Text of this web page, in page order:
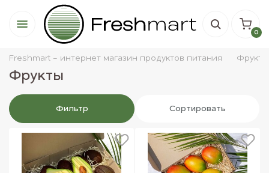
0
Freshmart - интернет магазин продуктов питания Фрукты
Фрукты
Фильтр Сортировать